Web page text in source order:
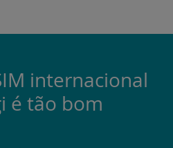
internacional
é tão bom